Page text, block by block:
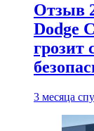
Отзыв
Dodge
грозит
3 месяца